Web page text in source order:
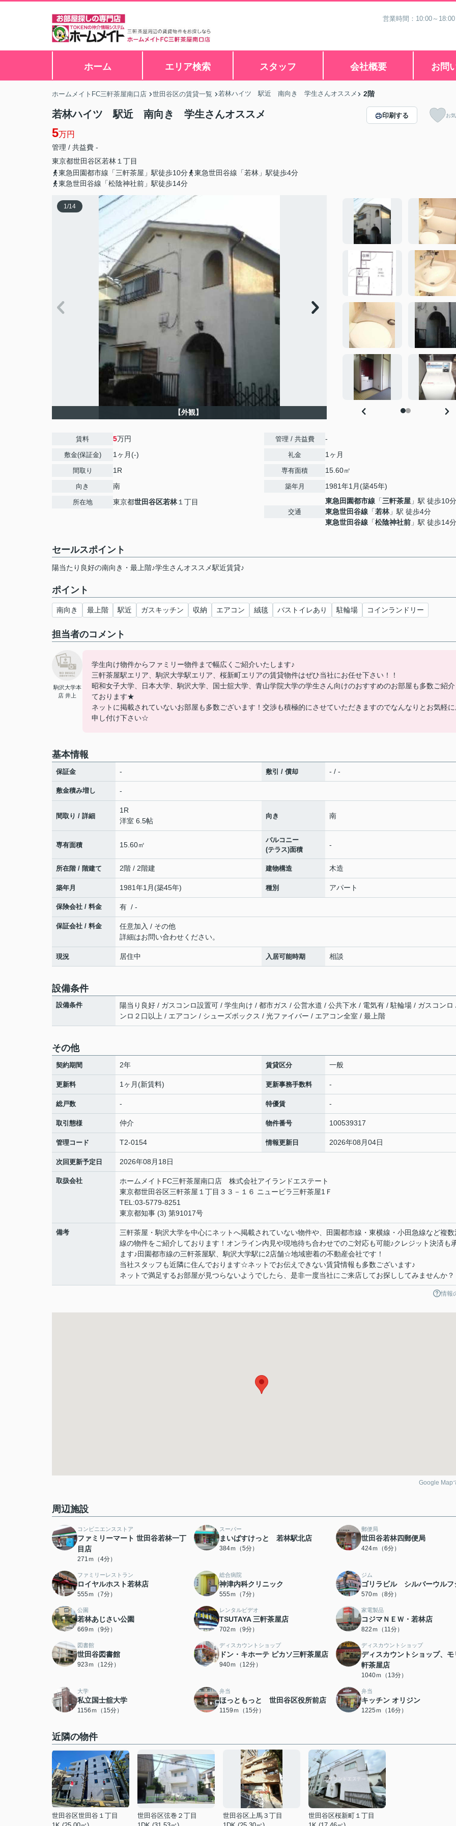
営業時間：10:00～
ホーム エリア検索 スタッフ 会社概要 お問
ホームメイトFC三軒茶屋南口店 世田谷区の賃貸一覧 若林ハイツ 駅近 南向き 学生さんオススメ 2階
若林ハイツ 駅近 南向き 学生さんオススメ
5万円
管理 / 共益費 -
東京都世田谷区若林 １丁目
東急田園都市線「三軒茶屋」駅徒歩10分
東急世田谷線「若林」駅徒歩4分
東急世田谷線「松陰神社前」駅徒歩14分
印刷する お
1/14
【外観】
賃料 5万円
敷金(保証金) 1ヶ月(-)
間取り 1R
向き 南
所在地 東京都世田谷区若林１丁目
管理 / 共益費 -
礼金 1ヶ月
専有面積 15.60㎡
築年月 1981年1月(築45年)
交通
東急田園都市線 「三軒茶屋 」駅 徒歩10分
東急世田谷線 「若林」駅 徒歩4分
東急世田谷線 「松陰神社前 」駅 徒歩14分
セールスポイント
陽当たり良好の南向き・最上階♪学生さんオススメ駅近賃貸♪
ポイント
南向き 最上階 駅近 ガスキッチン 収納 エアコン 絨毯 バストイレあり 駐輪場 コインランドリー
担当者のコメント
駒沢大学本
店 井上
学生向け物件からファミリー物件まで幅広くご紹介いたします♪
三軒茶屋駅エリア、駒沢大学駅エリア、桜新町エリアの賃貸物件はぜひ当社にお任せ下さい！！
昭和女子大学、日本大学、駒沢大学、国士舘大学、青山学院大学の学生さん向けのおすすめのお部屋も多数ご紹
ております★
ネットに掲載されていないお部屋も多数ございます！交渉も積極的にさせていただきますのでなんなりとお気軽
申し付け下さい☆
基本情報
保証金 - 敷引 / 償却 - / -
敷金積み増し -
間取り / 詳細
1R
洋室 6.5帖
向き 南
専有面積 15.60㎡
バルコニー
(テラス)面積
-
所在階 / 階建て 2階 / 2階建 建物構造 木造
築年月 1981年1月(築45年) 種別 アパート
保険会社 / 料金 有 / -
保証会社 / 料金
任意加入 / その他
詳細はお問い合わせください。
現況 居住中 入居可能時期 相談
設備条件
設備条件
陽当り良好 / ガスコンロ設置可 / 学生向け / 都市ガス / 公営水道 / 公共下水 / 電気有 / 駐輪場 / ガスコンロ
ンロ２口以上 / エアコン / シューズボックス / 光ファイバー / エアコン全室 / 最上階
その他
契約期間 2年 賃貸区分 一般
更新料 1ヶ月(新賃料) 更新事務手数料 -
総戸数 - 特優賃 -
取引態様 仲介 物件番号 100539317
管理コード T2-0154 情報更新日 2026年08月04日
次回更新予定日 2026年08月18日
取扱会社
ホームメイトFC三軒茶屋南口店 株式会社アイランドエステート
東京都世田谷区三軒茶屋１丁目３３－１６ ニュービラ三軒茶屋1Ｆ
TEL:03-5779-8251
東京都知事 (3) 第91017号
備考
三軒茶屋・駒沢大学を中心にネットへ掲載されていない物件や、田園都市線・東横線・小田急線など複数
線の物件をご紹介しております！オンライン内見や現地待ち合わせでのご対応も可能♪クレジット決済も
ます♪田園都市線の三軒茶屋駅、駒沢大学駅に2店舗☆地域密着の不動産会社です！
当社スタッフも近隣に住んでおります☆ネットでお伝えできない賃貸情報も多数ございます♪
ネットで満足するお部屋が見つらないようでしたら、是非一度当社にご来店してお探ししてみませんか？
情報
Google Map
周辺施設
コンビニエンスストア
ファミリーマート 世田谷若林一丁
目店
271ｍ（4分）
スーパー
まいばすけっと 若林駅北店
384ｍ（5分）
郵便局
世田谷若林四郵便局
424ｍ（6分）
ファミリーレストラン
ロイヤルホスト若林店
555ｍ（7分）
総合病院
神津内科クリニック
555ｍ（7分）
ジム
ゴリラビル シルバーウルフ
570ｍ（8分）
公園
若林あじさい公園
669ｍ（9分）
レンタルビデオ
TSUTAYA 三軒茶屋店
702ｍ（9分）
家電製品
コジマＮＥＷ・若林店
822ｍ（11分）
図書館
世田谷図書館
923ｍ（12分）
ディスカウントショップ
ドン・キホーテ ピカソ三軒茶屋店
940ｍ（12分）
ディスカウントショップ
ディスカウントショップ、モ
軒茶屋店
1040ｍ（13分）
大学
私立国士舘大学
1156ｍ（15分）
弁当
ほっともっと 世田谷区役所前店
1159ｍ（15分）
弁当
キッチン オリジン
1225ｍ（16分）
近隣の物件
世田谷区世田谷１丁目
世田谷区弦巻２丁目
世田谷区上馬３丁目
世田谷区桜新町１丁目